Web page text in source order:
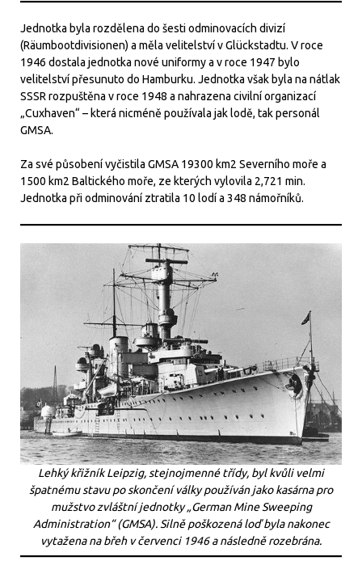
Jednotka byla rozdělena do šesti odminovacích divizí
(Räumbootdivisionen) a měla velitelství v Glückstadtu. V roce
1946 dostala jednotka nové uniformy a v roce 1947 bylo
velitelství přesunuto do Hamburku. Jednotka však byla na nátlak
SSSR rozpuštěna v roce 1948 a nahrazena civilní organizací
„Cuxhaven“ – která nicméně používala jak lodě, tak personál
GMSA.
Za své působení vyčistila GMSA 19300 km2 Severního moře a
1500 km2 Baltického moře, ze kterých vylovila 2,721 min.
Jednotka při odminování ztratila 10 lodí a 348 námořníků.
Lehký křižník Leipzig, stejnojmenné třídy, byl kvůli velmi
špatnému stavu po skončení války používán jako kasárna pro
mužstvo zvláštní jednotky „German Mine Sweeping
Administration“ (GMSA). Silně poškozená loď byla nakonec
vytažena na břeh v červenci 1946 a následně rozebrána.